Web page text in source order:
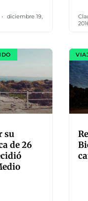
diciembre 19,
su
de 26